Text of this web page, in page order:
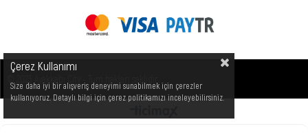
Çerez Kullanımı
Size daha iyi bir alışveriş deneyimi sunabilmek için çerezler
kullanıyoruz. Detaylı bilgi için çerez politikamızı inceleyebilirsiniz.